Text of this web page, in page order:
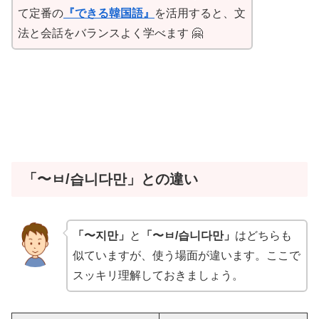
て定番の 『できる韓国語』
を活用すると、文
法と会話をバランスよく学べます 🤗
「〜ㅂ/습니다만」との違い
「〜지만」 と 「〜ㅂ/습니다만」 はどちらも
似ていますが、使う場面が違います。ここで
スッキリ理解しておきましょう。